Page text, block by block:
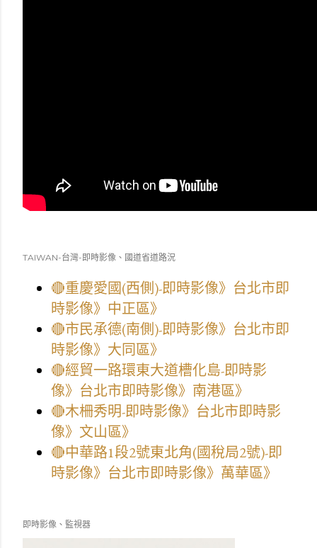
TAIWAN-台灣-即時影像、國道省道路況
🔴重慶愛國(西側)-即時影像》台北市即
時影像》中正區》
🔴市民承德(南側)-即時影像》台北市即
時影像》大同區》
🔴經貿一路環東大道槽化島-即時影
像》台北市即時影像》南港區》
🔴木柵秀明-即時影像》台北市即時影
像》文山區》
🔴中華路1段2號東北角(國稅局2號)-即
時影像》台北市即時影像》萬華區》
即時影像、監視器